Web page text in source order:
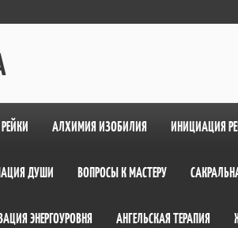
АЛХИМИЯ ИЗОБИЛИЯ ИНИЦИАЦИЯ
ДУШИ ВОПРОСЫ К МАСТЕРУ
ЭНЕРГОУРОВНЯ АНГЕЛЬСКАЯ ТЕРАПИЯ